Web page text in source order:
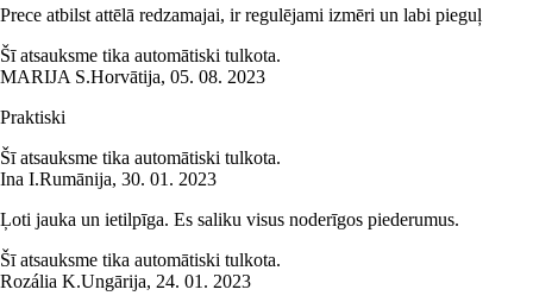
Prece atbilst attēlā redzamajai, ir regulējami izmēri un labi pieguļ
Šī atsauksme tika automātiski tulkota.
MARIJA S.Horvātija, 05. 08. 2023
Praktiski
Šī atsauksme tika automātiski tulkota.
Ina I.Rumānija, 30. 01. 2023
Ļoti jauka un ietilpīga. Es saliku visus noderīgos piederumus.
Šī atsauksme tika automātiski tulkota.
Rozália K.Ungārija, 24. 01. 2023